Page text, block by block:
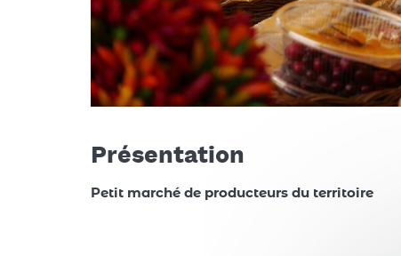
Présentation
Petit marché de producteurs du territoire